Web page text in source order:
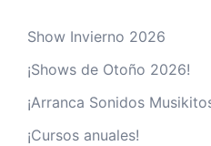
Show Invierno 2026
¡Shows de Otoño 2026!
¡Arranca Sonidos
¡Cursos anuales!